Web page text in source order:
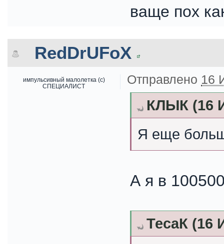
ваще пох
RedDrUFoX
импульсивный малолетка (с)
СПЕЦИАЛИСТ
Отправлено 16
КЛЫК (16
Я еще
А я в
ТесаК (16